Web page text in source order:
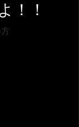
！！